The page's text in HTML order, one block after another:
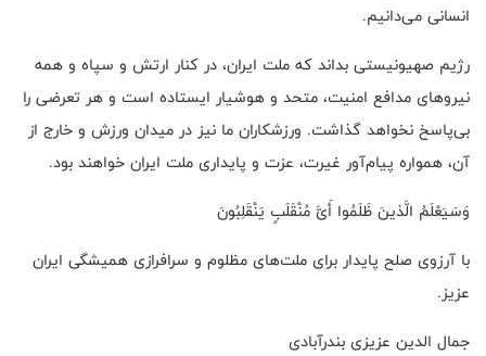
انسانی می‌دانیم.
رژیم صهیونیستی بداند که ملت ایران، در کنار ارتش و سپاه و همه
نیروهای مدافع امنیت، متحد و هوشیار ایستاده است و هر تعرضی را
بی‌پاسخ نخواهد گذاشت. ورزشکاران ما نیز در میدان ورزش و خارج از
آن، همواره پیام‌آور غیرت، عزت و پایداری ملت ایران خواهند بود.
وَسَیَعْلَمُ الَّذینَ ظَلَمُوا أَیَّ مُنْقَلَبٍ یَنْقَلِبُونَ
با آرزوی صلح پایدار برای ملت‌های مظلوم و سرافرازی همیشگی ایران
عزیز.
جمال الدین عزیزی بندرآبادی